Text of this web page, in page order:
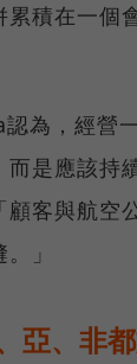
累積在一個
為，經營
而是應該持
顧客與航空
」
亞、非